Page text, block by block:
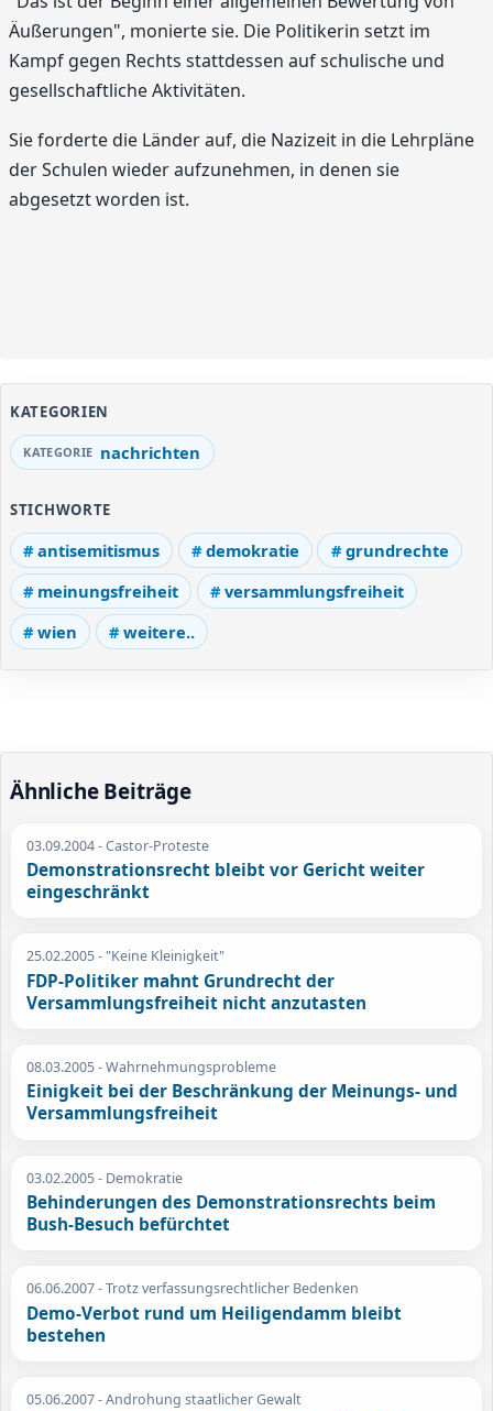
Äußerungen", monierte sie. Die Politikerin setzt im
Kampf gegen Rechts stattdessen auf schulische und
gesellschaftliche Aktivitäten.
Sie forderte die Länder auf, die Nazizeit in die Lehrpläne
der Schulen wieder aufzunehmen, in denen sie
abgesetzt worden ist.
KATEGORIEN
nachrichten
STICHWORTE
antisemitismus demokratie
grundrechte
meinungsfreiheit
versammlungsfreiheit
wien
weitere..
Ähnliche Beiträge
03.09.2004- Castor-Proteste
Demonstrationsrecht bleibt vor Gericht weiter
eingeschränkt
25.02.2005- "Keine Kleinigkeit"
FDP-Politiker mahnt Grundrecht der
Versammlungsfreiheit nicht anzutasten
08.03.2005- Wahrnehmungsprobleme
Einigkeit bei der Beschränkung der Meinungs- und
Versammlungsfreiheit
03.02.2005- Demokratie
Behinderungen des Demonstrationsrechts beim
Bush-Besuch befürchtet
06.06.2007- Trotz verfassungsrechtlicher Bedenken
Demo-Verbot rund um Heiligendamm bleibt
bestehen
05.06.2007- Androhung staatlicher Gewalt